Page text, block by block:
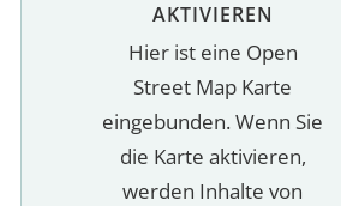
AKTIVIEREN
Hier ist eine Open
Street Map Karte
eingebunden. Wenn Sie
die Karte aktivieren,
werden Inhalte von